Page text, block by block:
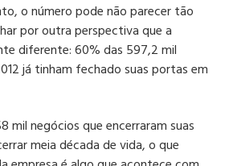
o número pode não parecer tão
por outra perspectiva que a
diferente: 60% das 597,2 mil
já tinham fechado suas portas em
mil negócios que encerraram suas
meia década de vida, o que